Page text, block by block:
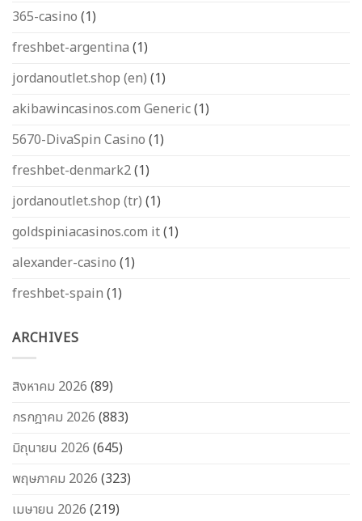
365-casino (1)
freshbet-argentina (1)
jordanoutlet.shop (en) (1)
akibawincasinos.com Generic(1)
5670-DivaSpin Casino (1)
freshbet-denmark2(1)
jordanoutlet.shop (tr) (1)
goldspiniacasinos.com it(1)
alexander-casino (1)
freshbet-spain (1)
ARCHIVES
สิงหาคม 2026 (89)
กรกฎาคม 2026 (883)
มิถุนายน 2026 (645)
พฤษภาคม 2026 (323)
เมษายน 2026 (219)